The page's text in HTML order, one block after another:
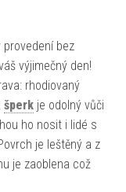
provedení bez
výjimečný den!
rhodiovaný
šperk je odolný vůči
ho nosit i lidé s
je leštěný a z
je zaoblena což